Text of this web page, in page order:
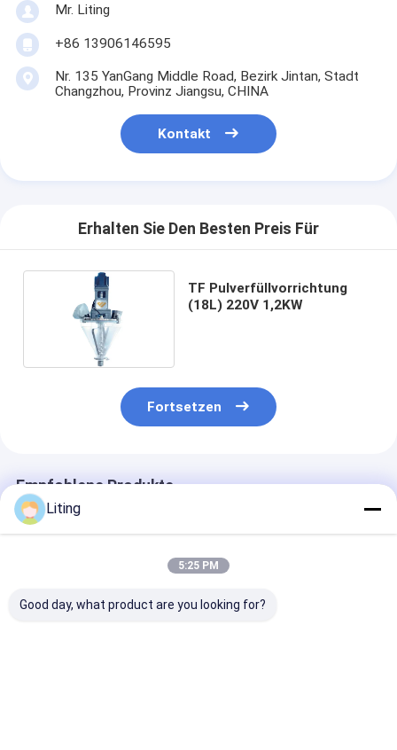
Mr. Liting
+86 13906146595
Nr. 135 YanGang Middle Road, Bezirk Jintan, Stadt
Changzhou, Provinz Jiangsu, CHINA
Kontakt
Erhalten Sie Den Besten Preis Für
TF Pulverfüllvorrichtung
(18L) 220V 1,2KW
Fortsetzen
Empfohlene Produkte
Liting
5:25 PM
Good day, what product are you looking for?